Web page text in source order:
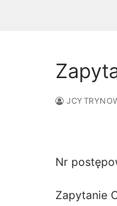
Nr
Zapytanie